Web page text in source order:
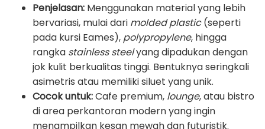
Penjelasan: Menggunakan material yang lebih
bervariasi, mulai dari molded plastic(seperti
pada kursi Eames), polypropylene, hingga
rangka stainless steelyang dipadukan dengan
jok kulit berkualitas tinggi. Bentuknya seringkali
asimetris atau memiliki siluet yang unik.
Cocok untuk:Cafe premium, lounge, atau bistro
di area perkantoran modern yang ingin
menampilkan kesan mewah dan futuristik.